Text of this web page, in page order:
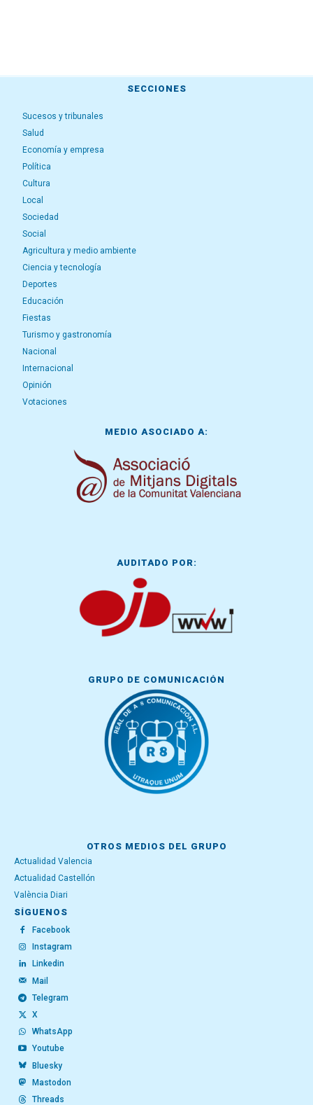
SECCIONES
Sucesos y tribunales
Salud
Economía y empresa
Política
Cultura
Local
Sociedad
Social
Agricultura y medio ambiente
Ciencia y tecnología
Deportes
Educación
Fiestas
Turismo y gastronomía
Nacional
Internacional
Opinión
Votaciones
MEDIO ASOCIADO A:
AUDITADO POR:
GRUPO DE COMUNICACIÓN
OTROS MEDIOS DEL GRUPO
Actualidad Valencia
Actualidad Castellón
València Diari
SÍGUENOS
Facebook
Instagram
Linkedin
Mail
Telegram
X
WhatsApp
Youtube
Bluesky
Mastodon
Threads